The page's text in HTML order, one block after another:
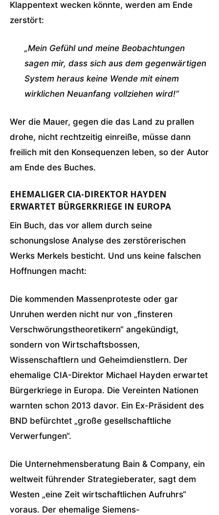
Klappentext wecken könnte, werden am Ende
zerstört:
„Mein Gefühl und meine Beobachtungen
sagen mir, dass sich aus dem gegenwärtigen
System heraus keine Wende mit einem
wirklichen Neuanfang vollziehen wird!“
Wer die Mauer, gegen die das Land zu prallen
drohe, nicht rechtzeitig einreiße, müsse dann
freilich mit den Konsequenzen leben, so der Autor
am Ende des Buches.
EHEMALIGER CIA-DIREKTOR HAYDEN
ERWARTET BÜRGERKRIEGE IN EUROPA
Ein Buch, das vor allem durch seine
schonungslose Analyse des zerstörerischen
Werks Merkels besticht. Und uns keine falschen
Hoffnungen macht:
Die kommenden Massenproteste oder gar
Unruhen werden nicht nur von „finsteren
Verschwörungstheoretikern“ angekündigt,
sondern von Wirtschaftsbossen,
Wissenschaftlern und Geheimdienstlern. Der
ehemalige CIA-Direktor Michael Hayden erwartet
Bürgerkriege in Europa. Die Vereinten Nationen
warnten schon 2013 davor. Ein Ex-Präsident des
BND befürchtet „große gesellschaftliche
Verwerfungen“.
Die Unternehmensberatung Bain & Company, ein
weltweit führender Strategieberater, sagt dem
Westen „eine Zeit wirtschaftlichen Aufruhrs“
voraus. Der ehemalige Siemens-